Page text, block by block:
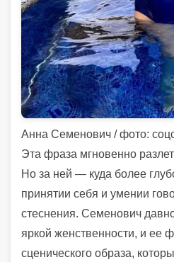
Анна Семенович / фото:
Эта фраза мгновенно
Но за ней — куда более
принятии себя и умении
стеснения. Семенович
яркой женственности, и ее
сценического образа,